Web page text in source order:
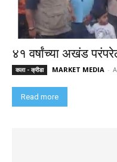
४१ वर्षांच्या अखंड
कला - क्रीडा MARKET MEDIA -
Read more